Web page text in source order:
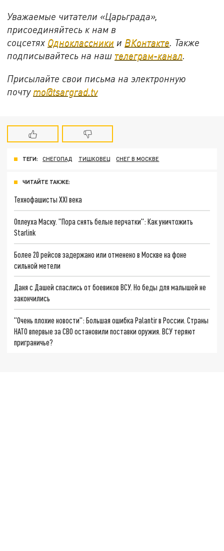
Уважаемые читатели «Царьграда»,
присоединяйтесь к нам в
соцсетях Одноклассники и ВКонтакте. Также
подписывайтесь на наш телеграм-канал.
Присылайте свои письма на электронную
почту mo@tsargrad.tv
ТЕГИ: СНЕГОПАД ТИШКОВЕЦ СНЕГ В МОСКВЕ
ЧИТАЙТЕ ТАКЖЕ:
Технофашисты XXI века
Оплеуха Маску. "Пора снять белые перчатки": Как уничтожить
Starlink
Более 20 рейсов задержано или отменено в Москве на фоне
сильной метели
Даня с Дашей спаслись от боевиков ВСУ. Но беды для малышей не
закончились
"Очень плохие новости": Большая ошибка Palantir в России. Страны
НАТО впервые за СВО остановили поставки оружия. ВСУ теряют
приграничье?